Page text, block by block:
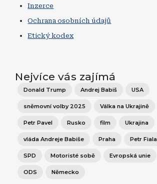
Inzerce
Ochrana osobních údajů
Etický kodex
Nejvíce vás zajímá
Donald Trump Andrej Babiš USA
sněmovní volby 2025 Válka na Ukrajině
Petr Pavel Rusko film Ukrajina
vláda Andreje Babiše Praha Petr Fiala
SPD Motoristé sobě Evropská unie
ODS Německo